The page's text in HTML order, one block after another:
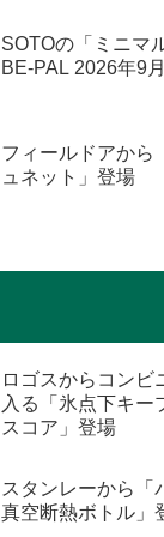
SOTOの「ミニマ
BE-PAL 2026年9
フィールドアから
ュネット」登場
ロゴスからコンビ
入る「氷点下キー
スコア」登場
スタンレーから「
真空断熱ボトル」